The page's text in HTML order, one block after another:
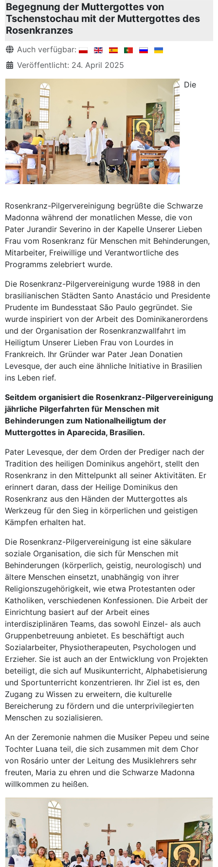
Begegnung der Muttergottes von
Tschenstochau mit der Muttergottes des
Rosenkranzes
DetailsAuch verfügbar:
Veröffentlicht: 24. April 2025
Die
Rosenkranz-Pilgervereinigung begrüßte die Schwarze
Madonna während der monatlichen Messe, die von
Pater Jurandir Severino in der Kapelle Unserer Lieben
Frau vom Rosenkranz für Menschen mit Behinderungen,
Mitarbeiter, Freiwillige und Verantwortliche des
Programms zelebriert wurde.
Die Rosenkranz-Pilgervereinigung wurde 1988 in den
brasilianischen Städten Santo Anastácio und Presidente
Prudente im Bundesstaat São Paulo gegründet. Sie
wurde inspiriert von der Arbeit des Dominikanerordens
und der Organisation der Rosenkranzwallfahrt im
Heiligtum Unserer Lieben Frau von Lourdes in
Frankreich. Ihr Gründer war Pater Jean Donatien
Levesque, der auch eine ähnliche Initiative in Brasilien
ins Leben rief.
Seitdem organisiert die Rosenkranz-Pilgervereinigung
jährliche Pilgerfahrten für Menschen mit
Behinderungen zum Nationalheiligtum der
Muttergottes in Aparecida, Brasilien.
Pater Levesque, der dem Orden der Prediger nach der
Tradition des heiligen Dominikus angehört, stellt den
Rosenkranz in den Mittelpunkt all seiner Aktivitäten. Er
erinnert daran, dass der Heilige Dominikus den
Rosenkranz aus den Händen der Muttergottes als
Werkzeug für den Sieg in körperlichen und geistigen
Kämpfen erhalten hat.
Die Rosenkranz-Pilgervereinigung ist eine säkulare
soziale Organisation, die sich für Menschen mit
Behinderungen (körperlich, geistig, neurologisch) und
ältere Menschen einsetzt, unabhängig von ihrer
Religionszugehörigkeit, wie etwa Protestanten oder
Katholiken, verschiedenen Konfessionen. Die Arbeit der
Einrichtung basiert auf der Arbeit eines
interdisziplinären Teams, das sowohl Einzel- als auch
Gruppenbetreuung anbietet. Es beschäftigt auch
Sozialarbeiter, Physiotherapeuten, Psychologen und
Erzieher. Sie ist auch an der Entwicklung von Projekten
beteiligt, die sich auf Musikunterricht, Alphabetisierung
und Sportunterricht konzentrieren. Ihr Ziel ist es, den
Zugang zu Wissen zu erweitern, die kulturelle
Bereicherung zu fördern und die unterprivilegierten
Menschen zu sozialisieren.
An der Zeremonie nahmen die Musiker Pepeu und seine
Tochter Luana teil, die sich zusammen mit dem Chor
von Rosário unter der Leitung des Musiklehrers sehr
freuten, Maria zu ehren und die Schwarze Madonna
willkommen zu heißen.